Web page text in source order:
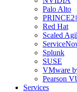
Palo Alto
Red Hat
Scaled
Splunk
SUSE
VMware
Pearson
Services